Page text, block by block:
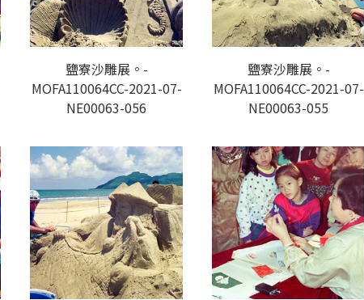
鹽寮沙雕展。-
MOFA110064CC-2021-07-
NE00063-056
鹽寮沙雕展。-
MOFA110064CC-2021-07-
NE00063-055